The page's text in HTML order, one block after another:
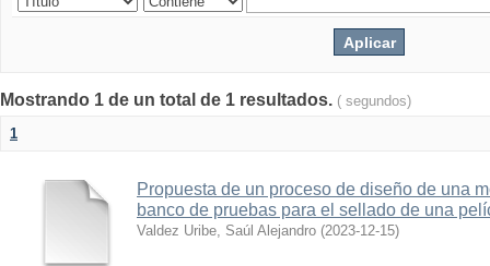
Mostrando 1 de un total de 1 resultados. ( segundos)
1
Propuesta de un proceso de diseño de una
banco de pruebas para el sellado de una
Valdez Uribe, Saúl Alejandro (2023-12-15)